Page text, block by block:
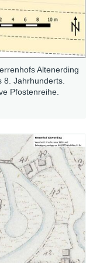
Altenerding
Jahrhunderts.
Pfostenreihe.